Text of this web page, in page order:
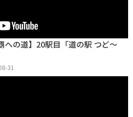
への道】20駅目「道の駅 つど〜
31